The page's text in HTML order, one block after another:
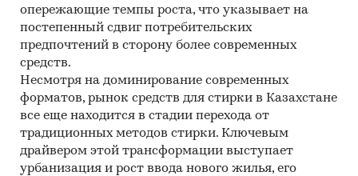
опережающие темпы роста, что указывает на
постепенный сдвиг потребительских
предпочтений в сторону более современных
средств.
Несмотря на доминирование современных
форматов, рынок средств для стирки в Казахстане
все еще находится в стадии перехода от
традиционных методов стирки. Ключевым
драйвером этой трансформации выступает
урбанизация и рост ввода нового жилья, его